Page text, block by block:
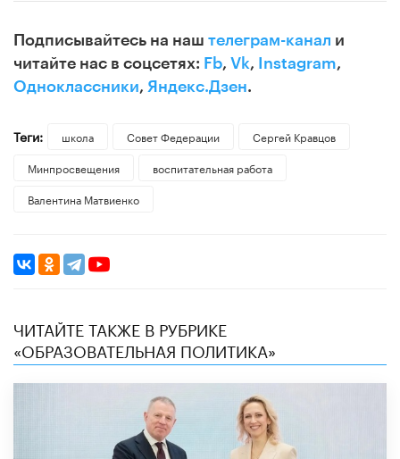
Подписывайтесь на наш телеграм-канал и
читайте нас в соцсетях: Fb, Vk, Instagram,
Одноклассники, Яндекс.Дзен.
Теги: школа Совет Федерации
Сергей Кравцов
Минпросвещения
воспитательная работа
Валентина Матвиенко
ЧИТАЙТЕ ТАКЖЕ В РУБРИКЕ
«ОБРАЗОВАТЕЛЬНАЯ ПОЛИТИКА»